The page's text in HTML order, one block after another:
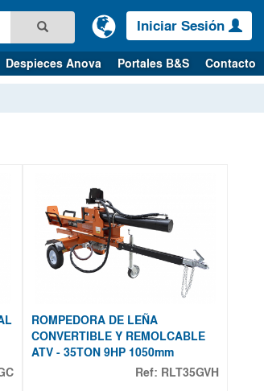
Iniciar Sesión
Despieces Anova Portales B&S Contacto
ROMPEDORA DE LEÑA
CONVERTIBLE Y REMOLCABLE
ATV - 35TON 9HP 1050mm
Ref: RLT35GVH